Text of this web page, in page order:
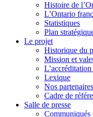
Histoire de
L’Ontario
Statistiques
Plan
Le projet
Historique du
Mission et
Lexique
Nos partenaires
Cadre de
Salle de presse
Communiqués